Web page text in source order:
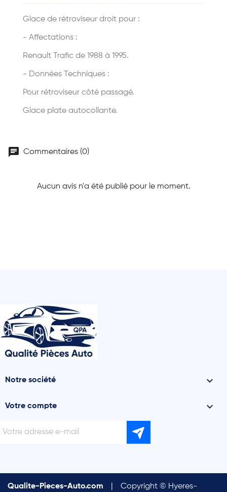
Glace de rétroviseur droit pour :
- Affectations :
Renault Trafic de 1988 à 1995.
- Données Techniques :
Pour rétroviseur côté passagé.
Glace plate autocollante.
chat Commentaires (0)
Aucun avis n'a été publié pour le moment.
Notre société 
Votre compte 
Qualite-Pieces-Auto.com Copyright © Hyeres-